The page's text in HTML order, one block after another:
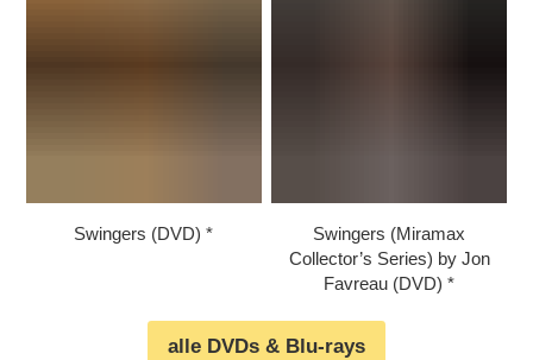
Swingers (DVD)
Swingers (Miramax
Collector’s Series) by Jon
Favreau (DVD)
alle DVDs & Blu-rays